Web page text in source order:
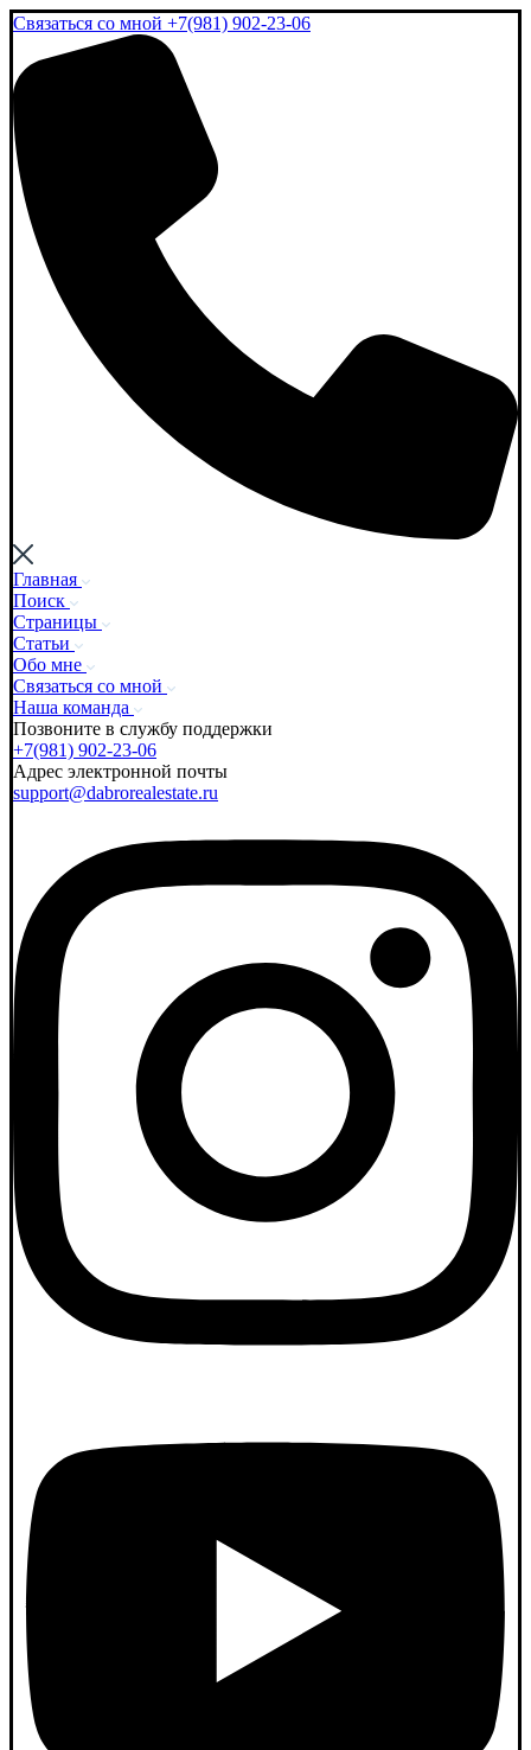
Связаться со мной +7(981) 902-23-06
Главная
Поиск
Страницы
Статьи
Обо мне
Связаться со мной
Наша команда
Позвоните в службу поддержки
+7(981) 902-23-06
Адрес электронной почты
support@dabrorealestate.ru